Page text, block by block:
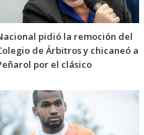
pidió la remoción del
de Árbitros y chicaneó a
por el clásico